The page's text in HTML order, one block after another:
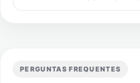
PERGUNTAS FREQUENTES